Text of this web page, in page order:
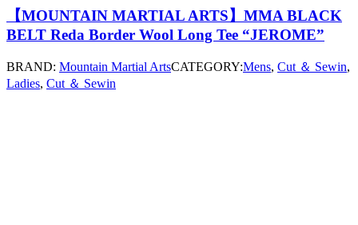
【MOUNTAIN MARTIAL ARTS】MMA BLACK
BELT Reda Border Wool Long Tee “JEROME”
BRAND: Mountain Martial ArtsCATEGORY:Mens, Cut ＆ Sewin,
Ladies, Cut ＆ Sewin